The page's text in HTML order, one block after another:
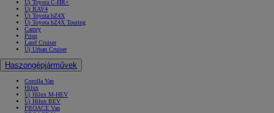
Új Toyota C-HR+
Új RAV4
Új Toyota bZ4X
Új Toyota bZ4X Touring
Camry
Prius
Land Cruiser
Új Urban Cruiser
Haszongépjárművek
Corolla Van
Hilux
Új Hilux M-HEV
Új Hilux BEV
PROACE Van